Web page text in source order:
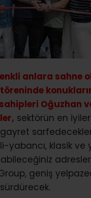
anlara sahne
töreninde
Oğuzhan
sektörün en
yabancı, klasik
geniş